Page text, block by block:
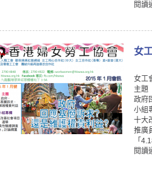
閱讀
女
女工
主題
政府
小組
十大
推廣
「
閱讀